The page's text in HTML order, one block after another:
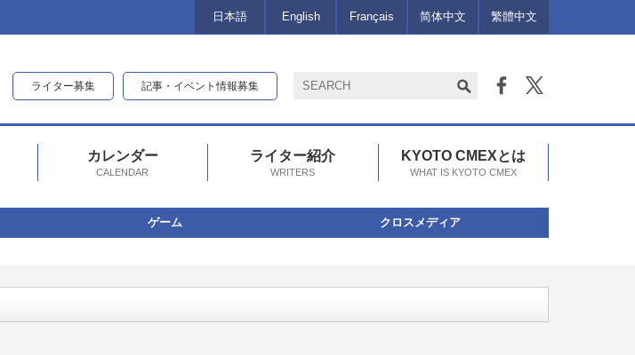
日本語 English Français 简体中文 繁體中文
ライター募集 記事・イベント情報募集
カレンダー
CALENDAR
ライター紹介
WRITERS
KYOTO CMEXとは
WHAT IS KYOTO CMEX
ゲーム クロスメディア